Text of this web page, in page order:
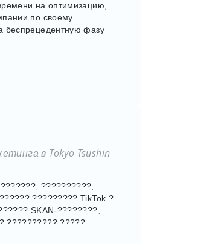
на оптимизацию,
по своему
беспрецедентную фазу
в Tokyo Tsushin
??????????,
????????? TikTok ?
SKAN-????????,
?????????? ?????.